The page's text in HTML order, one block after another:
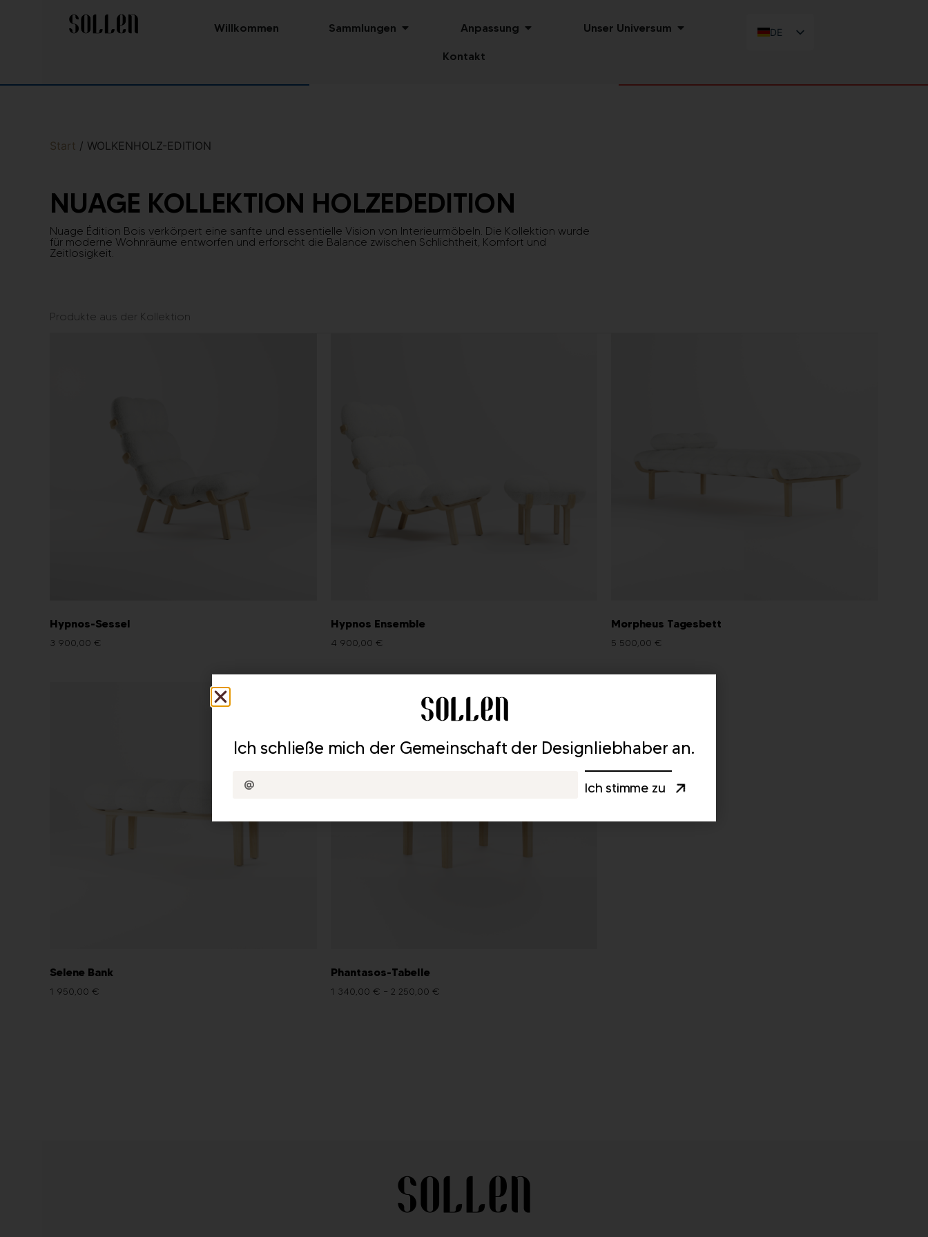
Willkommen Sammlungen Anpassung Unser Universum
Kontakt
DE
Start / WOLKENHOLZ-EDITION
NUAGE KOLLEKTION HOLZEDEDITION
Nuage Édition Bois verkörpert eine sanfte und essentielle Vision von Interieurmöbeln. Die Kollektion wurde
für moderne Wohnräume entworfen und erforscht die Balance zwischen Schlichtheit, Komfort und
Zeitlosigkeit.
Produkte aus der Kollektion
Hypnos-Sessel
3 900,00 €
Hypnos Ensemble
4 900,00 €
Morpheus Tagesbett
5 500,00 €
Selene Bank
1 950,00 €
Phantasos-Tabelle
1 340,00 € – 2 250,00 €
Ich schließe mich der Gemeinschaft der Designliebhaber an.
Ich stimme zu